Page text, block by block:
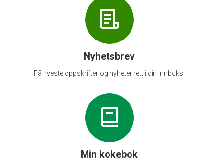
Nyhetsbrev
Få nyeste oppskrifter og nyheter rett i din innboks.
Min kokebok